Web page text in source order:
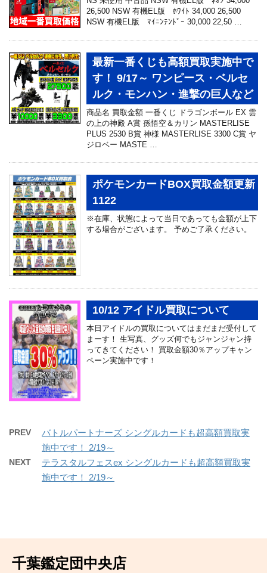
26,500 NSW 有機EL版 ﾎﾜｲﾄ 34,000 26,500
NSW 有機EL版 ﾏｲﾆﾝﾃﾝﾄﾞｰ 30,000 22,50 …
最新一番くじも高額買取実施中で
す！ 9/17～ ワンピース・ベルセ
ルク・モンハン・進撃の巨人など
商品名 買取金額 一番くじ ドラゴンボール EX 雲
の上の神殿 A賞 孫悟空＆カリン MASTERLISE
PLUS 2530 B賞 神様 MASTERLISE 3300 C賞 ヤ
ジロベー MASTE …
ポケモンカードBOX買取金額更新
1122
※在庫、状態によって当日であっても金額が上下
する場合がございます。 予めご了承ください。
10/12 アイドル買取について
本日アイドルの買取についてはまだまだ受付して
まーす！ 生写真、グッズ何でもジャンジャン持
ってきてください！ 買取金額30％アップキャン
ペーン実施中です！
PREV
バトルパートナーズ シングルカードも超高額買取実
施中です！ 2/19～
NEXT
テラスタルフェスex シングルカードも超高額買取実
施中です！ 2/19～
千葉鑑定団中央店